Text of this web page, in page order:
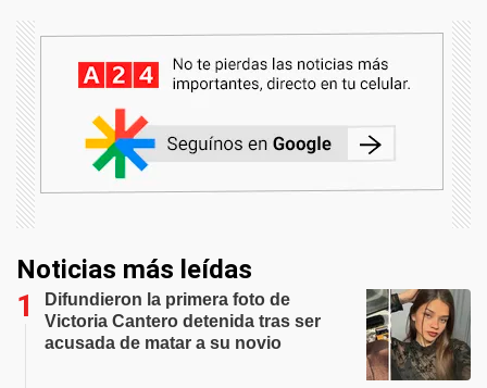
Noticias más leídas
Difundieron la primera foto de
Victoria Cantero detenida tras ser
acusada de matar a su novio